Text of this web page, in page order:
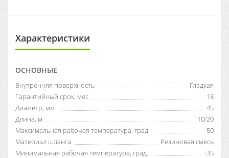
Характеристики
ОСНОВНЫЕ
Внутренняя поверхность
Гладкая
Гарантийный срок, мес
18
Диаметр, мм
45
Длина, м
10/20
Максимальная рабочая температура, град.
50
Материал шланга
Резиновая смесь
Минимальная рабочая температура, град.
-35